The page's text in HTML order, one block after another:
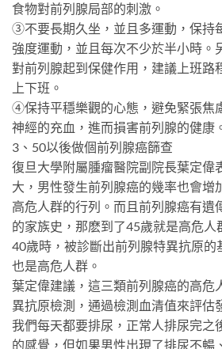
食物對前列腺局部的刺激。
③不要長期久坐，並且多運動，保持
強度運動，並且每次不少於半小時。
對前列腺起到保健作用，建議上班路
上下班。
④保持平穩樂觀的心態，避免緊張焦
神經的充血，進而損害前列腺的健康
3、50以後做個前列腺癌篩查
復旦大學附屬腫瘤醫院副院長葉定偉
大，男性發生前列腺癌的幾率也會增
高危人群的行列。而且前列腺癌有遺
的家族史，那麽到了45歲就是高危人
40歲時，被診斷出前列腺特異抗原的
也是高危人群。
葉定偉建議，這三類前列腺癌的高危
異抗原檢測，通過檢測血清值來評估
我們每天都要排尿，正常人排尿完之
的感覺，但如果男性出現了排尿不暢